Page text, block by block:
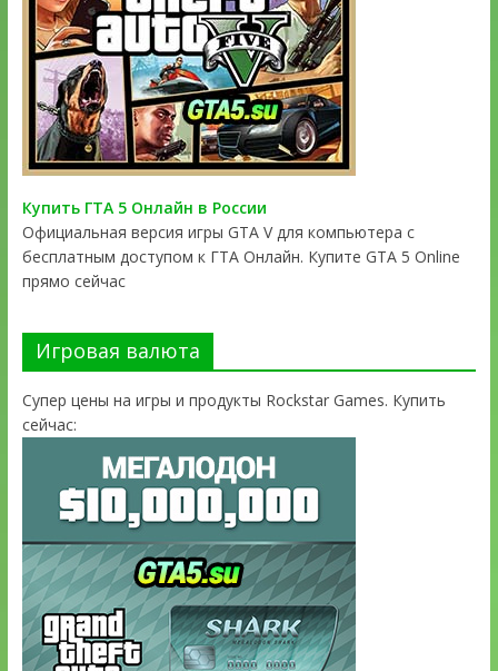
Купить ГТА 5 Онлайн в России
Официальная версия игры GTA V для компьютера с
бесплатным доступом к ГТА Онлайн. Купите GTA 5 Online
прямо сейчас
Игровая валюта
Супер цены на игры и продукты Rockstar Games. Купить
сейчас: